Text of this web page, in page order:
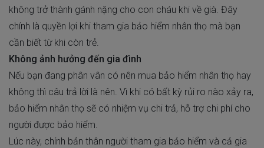
không trở thành gánh nặng cho con cháu khi về già. Đây
chính là quyền lợi khi tham gia bảo hiểm nhân thọ mà bạn
cần biết từ khi còn trẻ.
Không ảnh hưởng đến gia đình
Nếu bạn đang phân vân có nên mua bảo hiểm nhân thọ hay
không thì câu trả lời là nên. Vì khi có bất kỳ rủi ro nào xảy ra,
bảo hiểm nhân thọ sẽ có nhiệm vụ chi trả, hỗ trợ chi phí cho
người được bảo hiểm.
Lúc này, chính bản thân người tham gia bảo hiểm và cả gia